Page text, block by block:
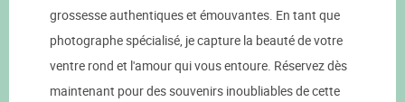
grossesse authentiques et émouvantes. En tant que
photographe spécialisé, je capture la beauté de votre
ventre rond et l'amour qui vous entoure. Réservez dès
maintenant pour des souvenirs inoubliables de cette